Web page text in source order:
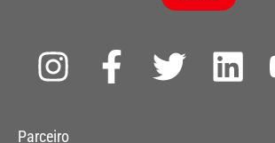
I
s
F
a
T
L
Parceiro